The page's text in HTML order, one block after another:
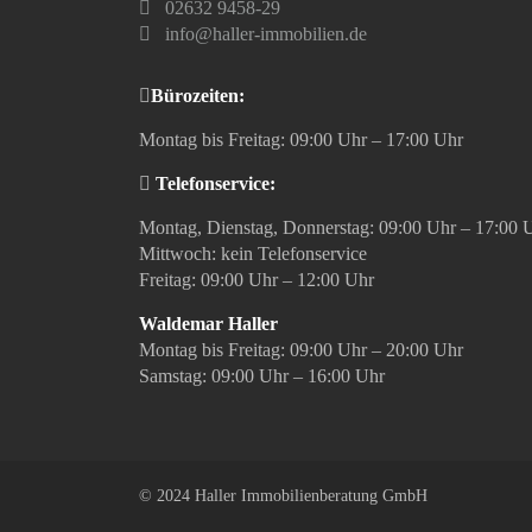
02632 9458-29
info@haller-immobilien.de
Bürozeiten:
Montag bis Freitag: 09:00 Uhr – 17:00 Uhr
Telefonservice:
Montag, Dienstag, Donnerstag: 09:00 Uhr – 17:00
Mittwoch: kein Telefonservice
Freitag: 09:00 Uhr – 12:00 Uhr
Waldemar Haller
Montag bis Freitag: 09:00 Uhr – 20:00 Uhr
Samstag: 09:00 Uhr – 16:00 Uhr
© 2024 Haller Immobilienberatung GmbH